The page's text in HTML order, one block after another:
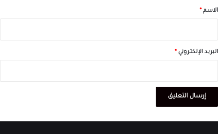
*الاسم *
البريد الإلكتروني *